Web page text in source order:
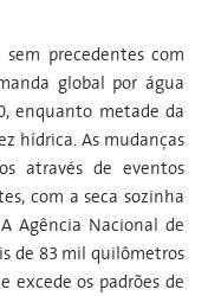
precedentes com
global por água
enquanto metade da
hídrica. As mudanças
através de eventos
com a seca sozinha
Agência Nacional de
de 83 mil quilômetros
excede os padrões de